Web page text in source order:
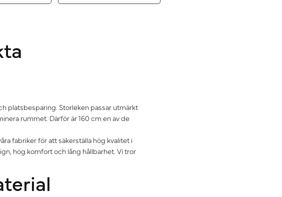
platsbesparing. Storleken passar utmärkt
rummet. Därför är 160 cm en av de
fabriker för att säkerställa hög kvalitet i
hög komfort och lång hållbarhet. Vi tror